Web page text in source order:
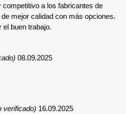
a los fabricantes de
mejor calidad con más opciones.
el buen trabajo.
08.09.2025
verificado) 16.09.2025